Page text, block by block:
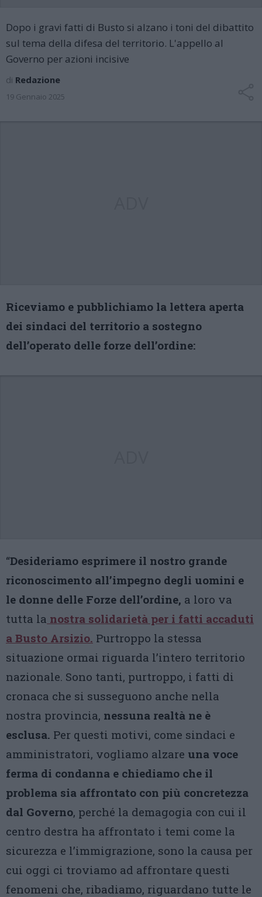
Dopo i gravi fatti di Busto si alzano i toni del dibattito
sul tema della difesa del territorio. L'appello al
Governo per azioni incisive
di Redazione
19 Gennaio 2025
Riceviamo e pubblichiamo la lettera aperta
dei sindaci del territorio a sostegno
dell’operato delle forze dell’ordine:
“Desideriamo esprimere il nostro grande
riconoscimento all’impegno degli uomini e
le donne delle Forze dell’ordine, a loro va
tutta la nostra solidarietà per i fatti accaduti
a Busto Arsizio. Purtroppo la stessa
situazione ormai riguarda l’intero territorio
nazionale. Sono tanti, purtroppo, i fatti di
cronaca che si susseguono anche nella
nostra provincia, nessuna realtà ne è
esclusa. Per questi motivi, come sindaci e
amministratori, vogliamo alzare una voce
ferma di condanna e chiediamo che il
problema sia affrontato con più concretezza
dal Governo, perché la demagogia con cui il
centro destra ha affrontato i temi come la
sicurezza e l’immigrazione, sono la causa per
cui oggi ci troviamo ad affrontare questi
fenomeni che, ribadiamo, riguardano tutte le